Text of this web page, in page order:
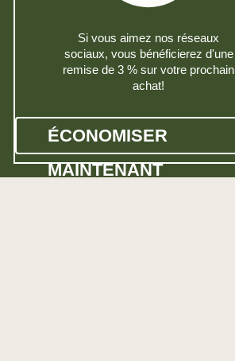
Si vous aimez nos réseaux
sociaux, vous bénéficierez d'une
remise de 3 % sur votre prochain
achat!
ÉCONOMISER
MAINTENANT